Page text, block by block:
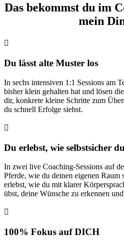
Das bekommst du im
mein

Du lässt alte Muster los
In sechs intensiven 1:1 Sessions am
bisher klein gehalten hat und lösen
dir, konkrete kleine Schritte zum
du schnell Erfolge siehst.

Du erlebst, wie selbstsicher
In zwei live Coaching-Sessions auf
Pferde, wie du deinen eigenen Raum
erlebst, wie du mit klarer
übst, deine Wünsche zu erkennen

100% Fokus auf DICH